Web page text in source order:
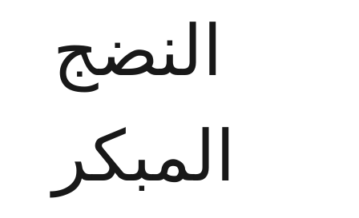
النضج
المبكر